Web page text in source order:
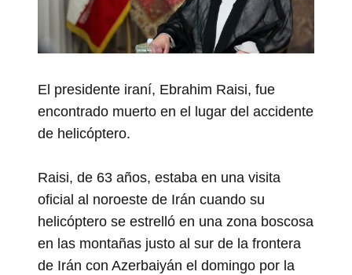
El presidente iraní, Ebrahim Raisi, fue
encontrado muerto en el lugar del accidente
de helicóptero.
Raisi, de 63 años, estaba en una visita
oficial al noroeste de Irán cuando su
helicóptero se estrelló en una zona boscosa
en las montañas justo al sur de la frontera
de Irán con Azerbaiyán el domingo por la